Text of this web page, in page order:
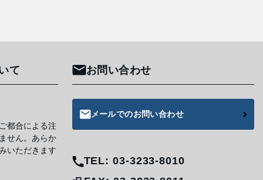
て
都合による注
せん。あらか
いただきます
お問い合わせ
メールでのお問い合わせ
TEL: 03-3233-8010